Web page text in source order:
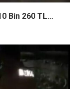
Bin 260 TL...